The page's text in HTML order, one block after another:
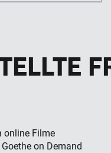
online Filme
on Demand